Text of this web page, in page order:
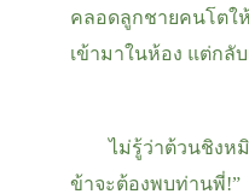
คลอดลูกชายคนโตใ
เข้ามาในห้อง แต่กลั
ไม่รู้ว่าต้วนชิงห
ข้าจะต้องพบท่านพี่!”